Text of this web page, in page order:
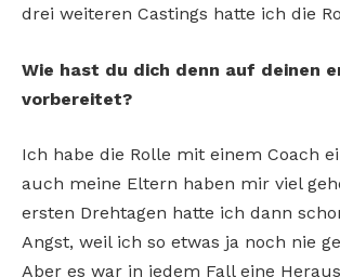
drei weiteren Castings hatte ich die
Wie hast du dich denn auf deinen
vorbereitet?
Ich habe die Rolle mit einem Coach
auch meine Eltern haben mir viel
ersten Drehtagen hatte ich dann
Angst, weil ich so etwas ja noch nie
Aber es war in jedem Fall eine